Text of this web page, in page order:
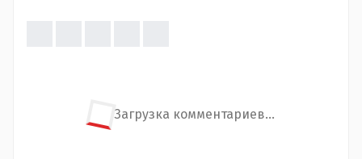
Загрузка комментариев...